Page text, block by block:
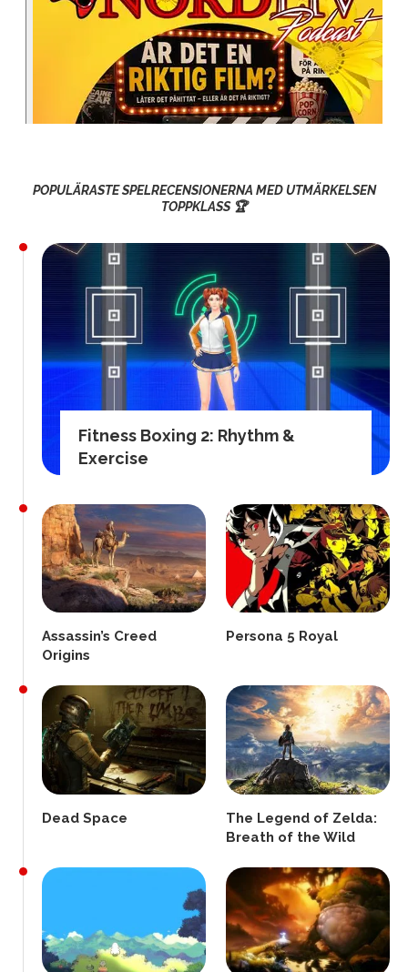
POPULÄRASTE SPELRECENSIONERNA MED UTMÄRKELSEN
TOPPKLASS 🏆
Fitness Boxing 2: Rhythm &
Exercise
Assassin’s Creed
Origins
Persona 5 Royal
Dead Space
The Legend of Zelda:
Breath of the Wild